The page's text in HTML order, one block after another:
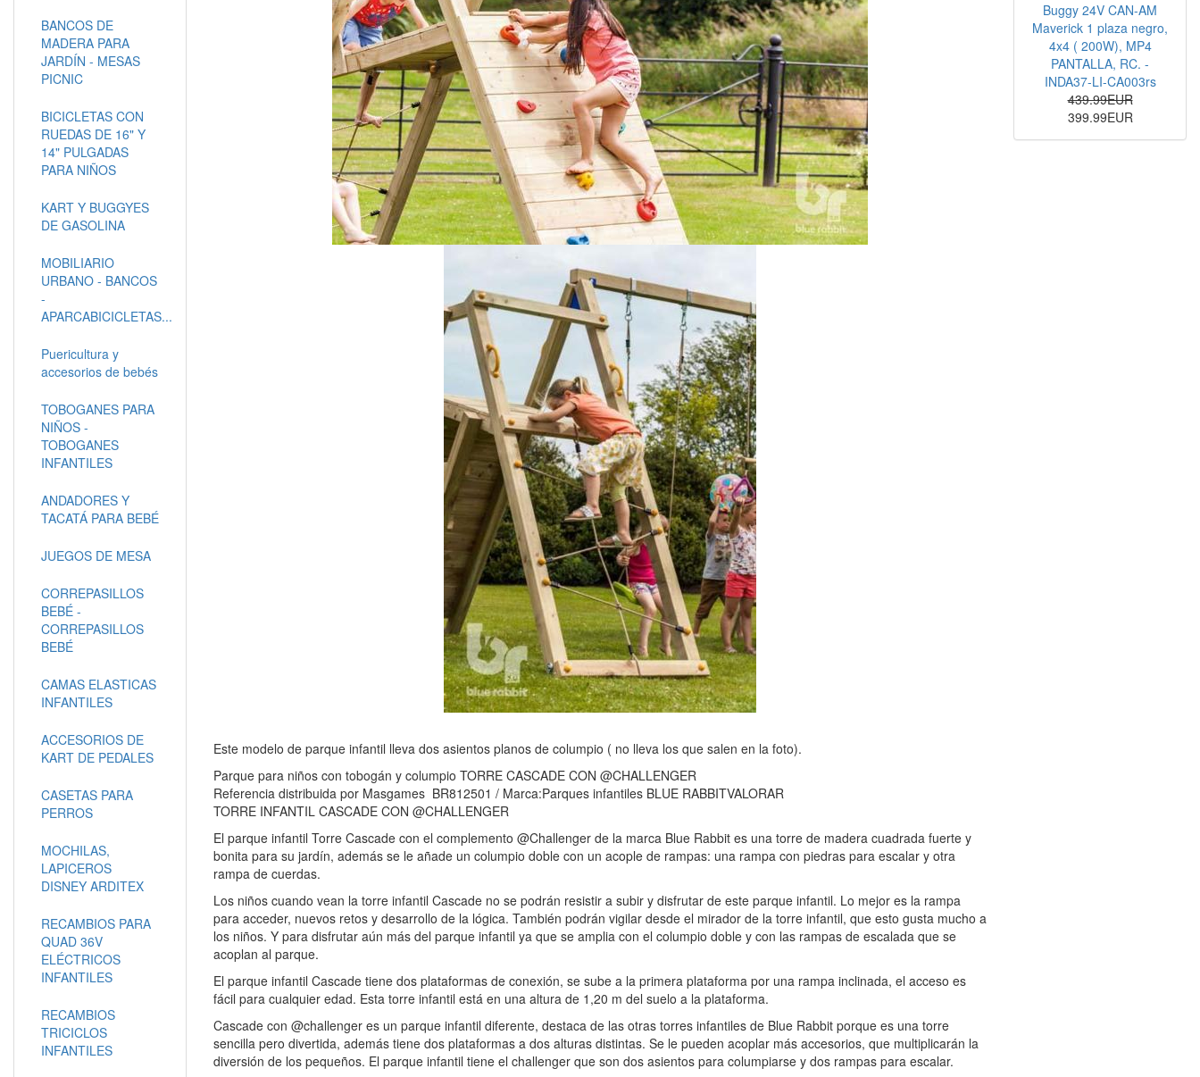
Este modelo de parque infantil lleva dos asientos planos de columpio ( no lleva los que salen en la foto).
Parque para niños con tobogán y columpio TORRE CASCADE CON @CHALLENGER
Referencia distribuida por Masgames BR812501 / Marca:Parques infantiles BLUE RABBITVALORAR
TORRE INFANTIL CASCADE CON @CHALLENGER
El parque infantil Torre Cascade con el complemento @Challenger de la marca Blue Rabbit es una torre de madera cuadrada fuerte y
bonita para su jardín, además se le añade un columpio doble con un acople de rampas: una rampa con piedras para escalar y otra
rampa de cuerdas.
Los niños cuando vean la torre infantil Cascade no se podrán resistir a subir y disfrutar de este parque infantil. Lo mejor es la rampa
para acceder, nuevos retos y desarrollo de la lógica. También podrán vigilar desde el mirador de la torre infantil, que esto gusta mucho a
los niños. Y para disfrutar aún más del parque infantil ya que se amplia con el columpio doble y con las rampas de escalada que se
acoplan al parque.
El parque infantil Cascade tiene dos plataformas de conexión, se sube a la primera plataforma por una rampa inclinada, el acceso es
fácil para cualquier edad. Esta torre infantil está en una altura de 1,20 m del suelo a la plataforma.
Cascade con @challenger es un parque infantil diferente, destaca de las otras torres infantiles de Blue Rabbit porque es una torre
sencilla pero divertida, además tiene dos plataformas a dos alturas distintas. Se le pueden acoplar más accesorios, que multiplicarán la
diversión de los pequeños. El parque infantil tiene el challenger que son dos asientos para columpiarse y dos rampas para escalar.
BANCOS DE
MADERA PARA
JARDÍN - MESAS
PICNIC
BICICLETAS CON
RUEDAS DE 16" Y
14" PULGADAS
PARA NIÑOS
KART Y BUGGYES
DE GASOLINA
MOBILIARIO
URBANO - BANCOS
-
APARCABICICLETAS...
Puericultura y
accesorios de bebés
TOBOGANES PARA
NIÑOS -
TOBOGANES
INFANTILES
ANDADORES Y
TACATÁ PARA BEBÉ
JUEGOS DE MESA
CORREPASILLOS
BEBÉ -
CORREPASILLOS
BEBÉ
CAMAS ELASTICAS
INFANTILES
ACCESORIOS DE
KART DE PEDALES
CASETAS PARA
PERROS
MOCHILAS,
LAPICEROS
DISNEY ARDITEX
RECAMBIOS PARA
QUAD 36V
ELÉCTRICOS
INFANTILES
RECAMBIOS
TRICICLOS
INFANTILES
Buggy 24V CAN-AM
Maverick 1 plaza negro,
4x4 ( 200W), MP4
PANTALLA, RC. -
INDA37-LI-CA003rs
439.99EUR
399.99EUR